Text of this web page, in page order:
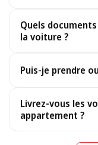
le rare cas où il
Quels
la voiture ?
une carte
paiement ; une
Puis-je prendre
les arrivées de
vol et nous vous
Livrez-vous les
appartement ?